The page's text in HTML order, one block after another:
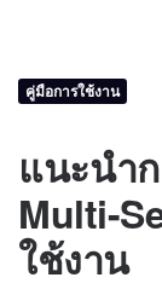
คู่มือการใช้งาน
แนะนำ
Multi-
ใช้งาน